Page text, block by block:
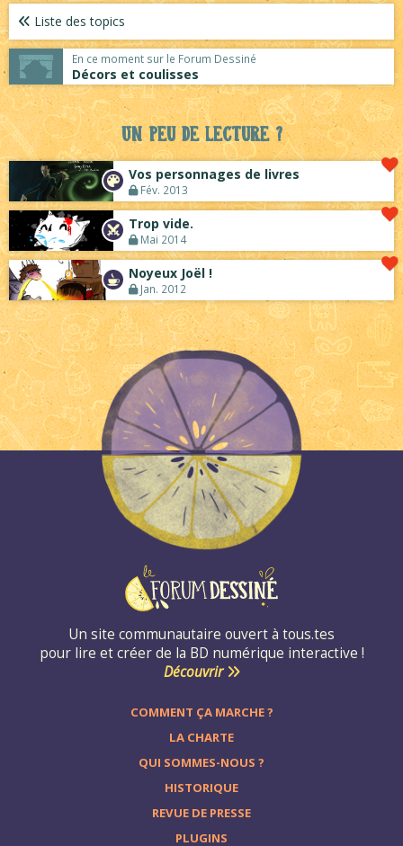
Liste des topics
En ce moment sur le Forum Dessiné
Décors et coulisses
Un peu de lecture ?
Vos personnages de livres
Fév. 2013
Trop vide.
Mai 2014
Noyeux Joël !
Jan. 2012
Un site communautaire ouvert à tous.tes
pour lire et créer de la BD numérique interactive !
Découvrir
COMMENT ÇA MARCHE ?
LA CHARTE
QUI SOMMES-NOUS ?
HISTORIQUE
REVUE DE PRESSE
PLUGINS